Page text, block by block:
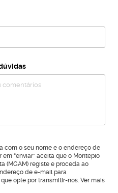
com o seu nome e o endereço de
“enviar” aceita que o Montepio
(MGAM) registe e proceda ao
de e-mail para
opte por transmitir-nos. Ver mais